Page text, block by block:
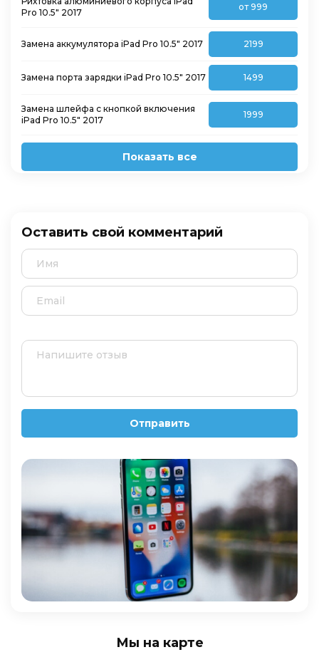
Pro 10.5″ 2017
от 999
Замена аккумулятора iPad Pro 10.5″ 2017 2199
Замена порта зарядки iPad Pro 10.5″ 2017 1499
Замена шлейфа с кнопкой включения
iPad Pro 10.5″ 2017
1999
Показать все
Оставить свой комментарий
Отправить
Мы на карте